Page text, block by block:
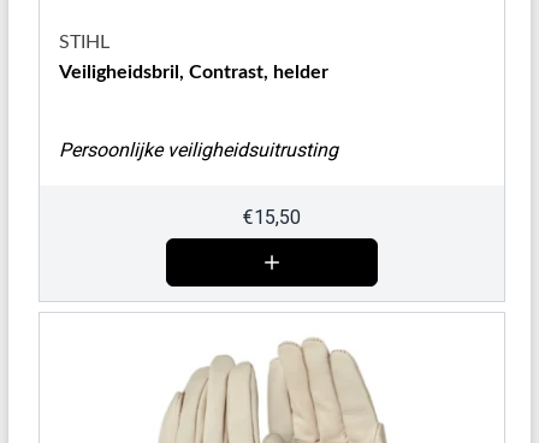
STIHL
Veiligheidsbril, Contrast, helder
Persoonlijke veiligheidsuitrusting
€15,50